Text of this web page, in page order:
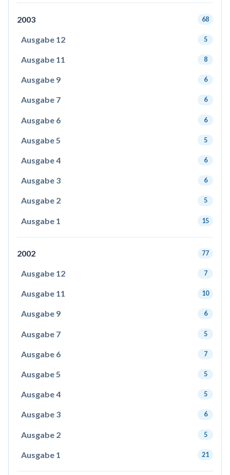
2003 68
Ausgabe 12 5
Ausgabe 11 8
Ausgabe 9 6
Ausgabe 7 6
Ausgabe 6 6
Ausgabe 5 5
Ausgabe 4 6
Ausgabe 3 6
Ausgabe 2 5
Ausgabe 1 15
2002 77
Ausgabe 12 7
Ausgabe 11 10
Ausgabe 9 6
Ausgabe 7 5
Ausgabe 6 7
Ausgabe 5 5
Ausgabe 4 5
Ausgabe 3 6
Ausgabe 2 5
Ausgabe 1 21